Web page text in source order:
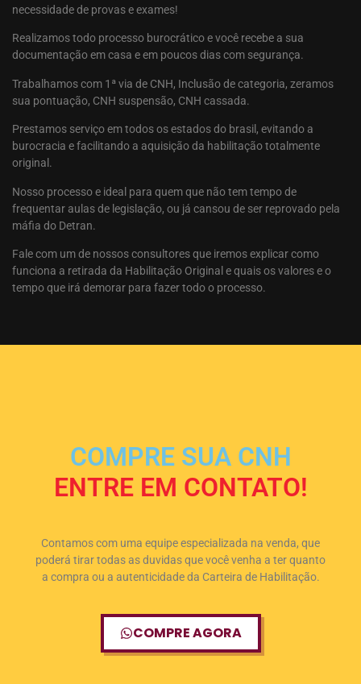
necessidade de provas e exames!
Realizamos todo processo burocrático e você recebe a sua
documentação em casa e em poucos dias com segurança.
Trabalhamos com 1ª via de CNH, Inclusão de categoria, zeramos
sua pontuação, CNH suspensão, CNH cassada.
Prestamos serviço em todos os estados do brasil, evitando a
burocracia e facilitando a aquisição da habilitação totalmente
original.
Nosso processo e ideal para quem que não tem tempo de
frequentar aulas de legislação, ou já cansou de ser reprovado pela
máfia do Detran.
Fale com um de nossos consultores que iremos explicar como
funciona a retirada da Habilitação Original e quais os valores e o
tempo que irá demorar para fazer todo o processo.
COMPRE SUA CNH
ENTRE EM CONTATO!
Contamos com uma equipe especializada na venda, que
poderá tirar todas as duvidas que você venha a ter quanto
a compra ou a autenticidade da Carteira de Habilitação.
COMPRE AGORA